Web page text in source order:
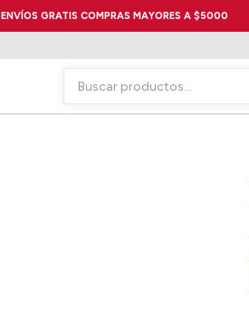
ENVÍOS GRATIS COMPRAS MAYORES A $5000